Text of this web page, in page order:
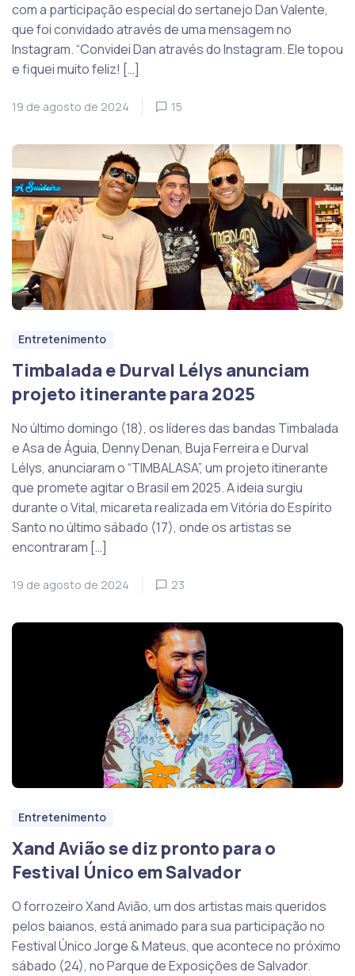
com a participação especial do sertanejo Dan Valente,
que foi convidado através de uma mensagem no
Instagram. “Convidei Dan através do Instagram. Ele topou
e fiquei muito feliz! […]
19 de agosto de 2024 15
Entretenimento
Timbalada e Durval Lélys anunciam
projeto itinerante para 2025
No último domingo (18), os líderes das bandas Timbalada
e Asa de Águia, Denny Denan, Buja Ferreira e Durval
Lélys, anunciaram o “TIMBALASA”, um projeto itinerante
que promete agitar o Brasil em 2025. A ideia surgiu
durante o Vital, micareta realizada em Vitória do Espírito
Santo no último sábado (17), onde os artistas se
encontraram […]
19 de agosto de 2024 23
Entretenimento
Xand Avião se diz pronto para o
Festival Único em Salvador
O forrozeiro Xand Avião, um dos artistas mais queridos
pelos baianos, está animado para sua participação no
Festival Único Jorge & Mateus, que acontece no próximo
sábado (24), no Parque de Exposições de Salvador.